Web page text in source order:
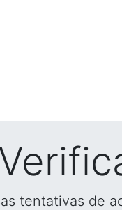
tentativas de